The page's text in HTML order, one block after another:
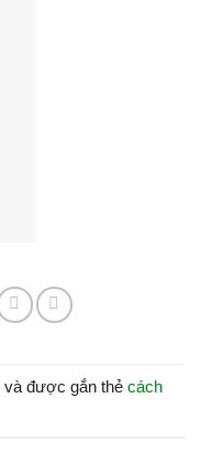
và được gắn thẻ cách